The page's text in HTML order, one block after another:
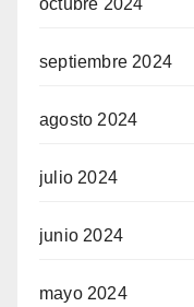
septiembre 2024
agosto 2024
julio 2024
junio 2024
mayo 2024